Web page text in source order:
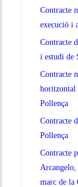
Contracte
execució i
Contracte
i estudi de
Contracte
horitzontal
Pollença
Contracte
Pollença
Contracte
Arcangelo,
marc de la